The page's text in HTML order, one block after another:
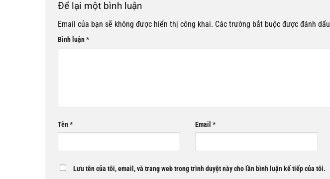
Để lại một bình luận
Email của bạn sẽ không được hiển thị công khai. Các trường bắt buộc được đánh dấu
Bình luận*
Tên* Email*
Lưu tên của tôi, email, và trang web trong trình duyệt này cho lần bình luận kế tiếp của tôi.